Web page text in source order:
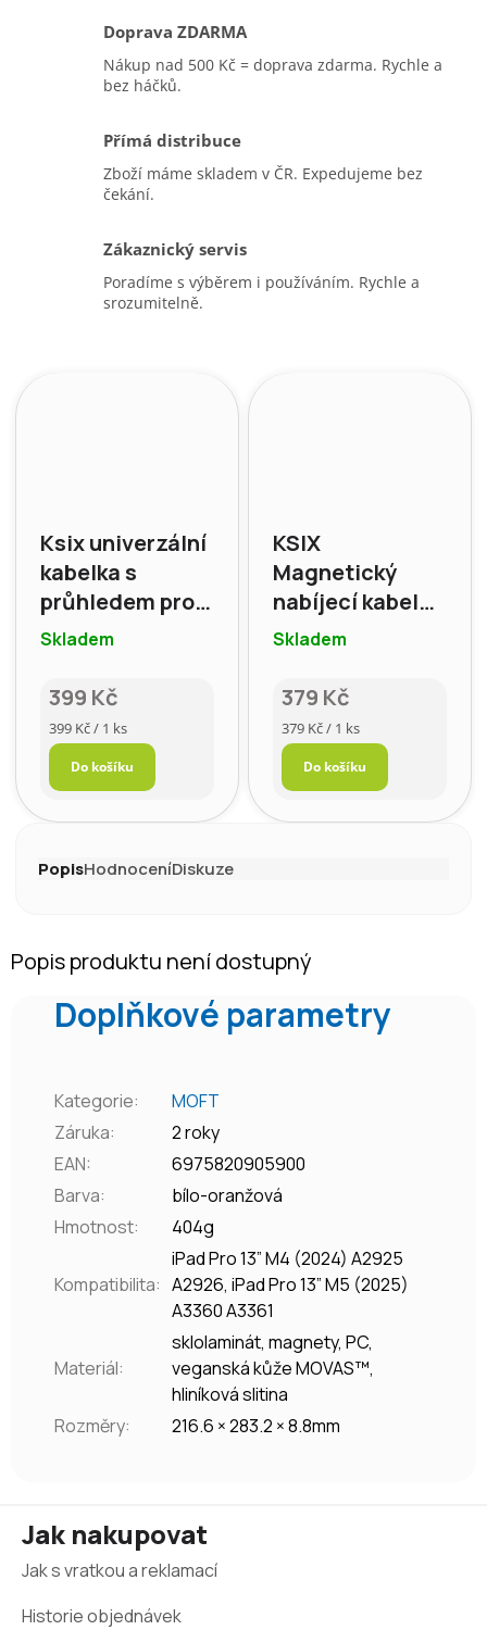
Doprava ZDARMA
Nákup nad 500 Kč = doprava zdarma. Rychle a
bez háčků.
Přímá distribuce
Zboží máme skladem v ČR. Expedujeme bez
čekání.
Zákaznický servis
Poradíme s výběrem i používáním. Rychle a
srozumitelně.
Ksix univerzální
kabelka s
průhledem pro
Smartphone,
Skladem
399 Kč
Měrná
cena:
399 Kč / 1 ks
Do košíku
KSIX
Magnetický
nabíjecí kabel
USB-C na USB-C,
opletený, 1m,
bílý
Skladem
379 Kč
Měrná
cena:
379 Kč / 1 ks
Do košíku
PopisHodnoceníDiskuze
Popis produktu není dostupný
Doplňkové parametry
Kategorie:
MOFT
Záruka:
2 roky
EAN:
6975820905900
Barva:
bílo-oranžová
Hmotnost: 404g
Kompatibilita:
iPad Pro 13” M4 (2024) A2925
A2926, iPad Pro 13” M5 (2025)
A3360 A3361
Materiál:
sklolaminát, magnety, PC,
veganská kůže MOVAS™,
hliníková slitina
Rozměry: 216.6 × 283.2 × 8.8mm
Jak nakupovat
Jak s vratkou a reklamací
Historie objednávek